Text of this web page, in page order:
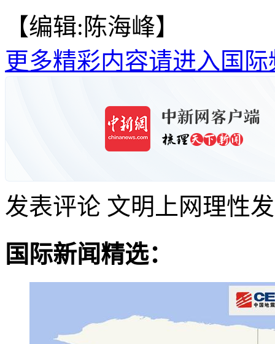
【编辑:陈海峰】
更多精彩内容请进入国际
发表评论 文明上网理性
国际新闻精选：